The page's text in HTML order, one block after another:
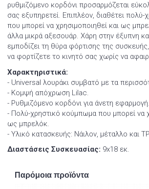
ρυθμιζόμενο κορδόνι προσαρμόζεται
σας εξυπηρετεί. Επιπλέον, διαθέτει
που μπορεί να χρησιμοποιηθεί και ως
άλλα μικρά αξεσουάρ. Χάρη στην έξυπνη
εμποδίζει τη θύρα φόρτισης της
να φορτίζετε το κινητό σας χωρίς να
Χαρακτηριστικά:
- Universal λουράκι συμβατό με τα
- Κομψή απόχρωση Lilac.
- Ρυθμιζόμενο κορδόνι για άνετη εφαρμογή.
- Πολύ-χρηστικό κούμπωμα που μπορεί να
ως μπρελόκ.
- Υλικό κατασκευής: Νάιλον, μέταλλο και
Διαστάσεις Συσκευασίας: 9x18 εκ.
Παρόμοια προϊόντα